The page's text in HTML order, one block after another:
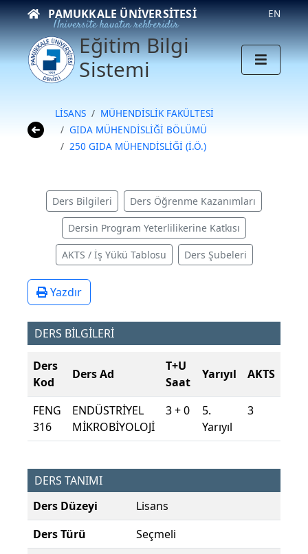
PAMUKKALE ÜNIVERSITESI
Üniversite hayatın rehberidir
EN
Eğitim Bilgi
Sistemi
LİSANS
MÜHENDİSLİK FAKÜLTESİ
GIDA MÜHENDİSLİĞİ BÖLÜMÜ
250 GIDA MÜHENDİSLİĞİ (İ.Ö.)
Ders Bilgileri Ders Öğrenme Kazanımları
Dersin Program Yeterlilikerine Katkısı
AKTS / İş Yükü Tablosu Ders Şubeleri
Yazdır
DERS BİLGİLERİ
Ders
Kod
Ders Ad
T+U
Saat
Yarıyıl AKTS
FENG
316
ENDÜSTRİYEL
MİKROBİYOLOJİ
3 + 0
5.
Yarıyıl
3
DERS TANIMI
Ders Düzeyi
Lisans
Ders Türü
Seçmeli